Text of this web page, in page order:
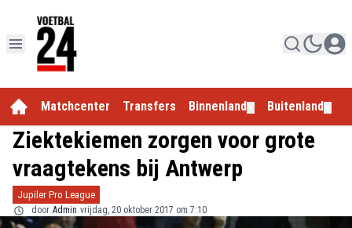
Matchcenter Transfers Binnenland Buitenland
Ziektekiemen zorgen voor grote
vraagtekens bij Antwerp
Jupiler Pro League
door Admin vrijdag, 20 oktober 2017 om 7:10